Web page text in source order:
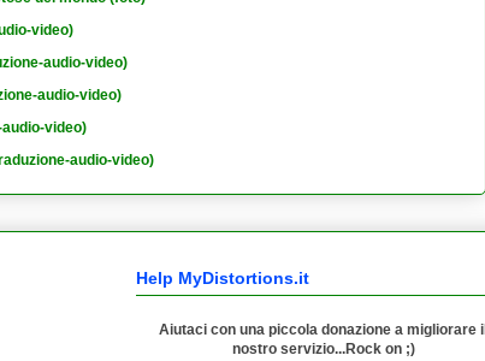
video)
audio-video)
audio-video)
video)
audio-video)
Help MyDistortions.it
Aiutaci con una piccola donazione a migliorare il
nostro servizio...Rock on ;)